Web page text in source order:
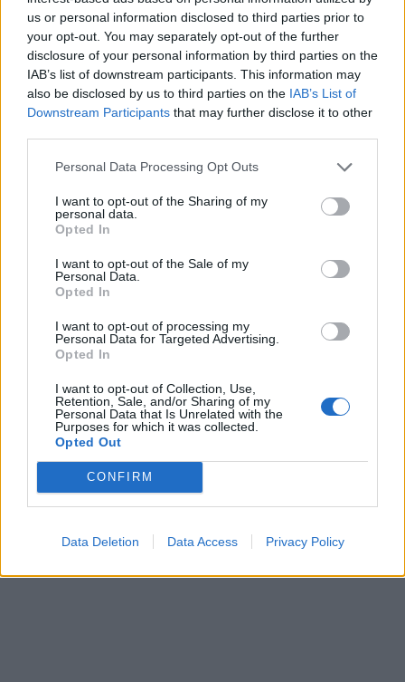
us or personal information disclosed to third parties prior to
your opt-out. You may separately opt-out of the further
disclosure of your personal information by third parties on the
IAB’s list of downstream participants. This information may
also be disclosed by us to third parties on the IAB’s List of
Downstream Participants that may further disclose it to other
Personal Data Processing Opt Outs
I want to opt-out of the Sharing of my
personal data.
Opted In
I want to opt-out of the Sale of my
Personal Data.
Opted In
I want to opt-out of processing my
Personal Data for Targeted Advertising.
Opted In
I want to opt-out of Collection, Use,
Retention, Sale, and/or Sharing of my
Personal Data that Is Unrelated with the
Purposes for which it was collected.
Opted Out
CONFIRM
Data Deletion Data Access Privacy Policy
00:00 01:16
Leonardo Maria Del Vecchio dall'ex compagna
in ospedale. Le dichiarazioni ai giornalisti